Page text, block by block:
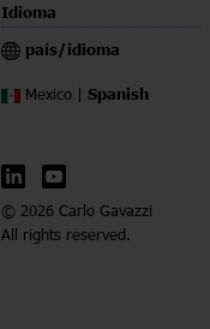
Idioma
país/idioma
Mexico | Spanish
© 2026 Carlo Gavazzi
All rights reserved.